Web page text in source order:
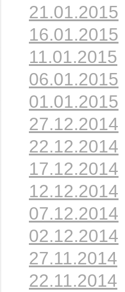
21.01.2015
16.01.2015
11.01.2015
06.01.2015
01.01.2015
27.12.2014
22.12.2014
17.12.2014
12.12.2014
07.12.2014
02.12.2014
27.11.2014
22.11.2014